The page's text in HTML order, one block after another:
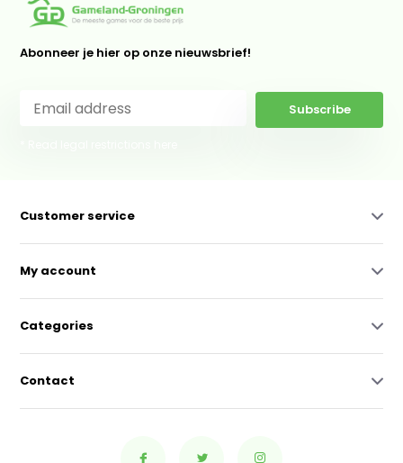
Abonneer je hier op onze nieuwsbrief!
Subscribe
Customer service
My account
Categories
Contact